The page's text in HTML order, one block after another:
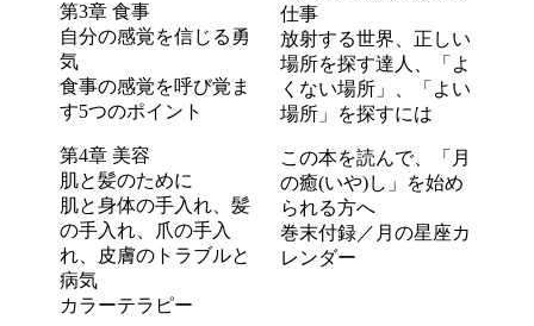
第3章 食事
自分の感覚を信じる勇
気
食事の感覚を呼び覚ま
す5つのポイント
第4章 美容
肌と髪のために
肌と身体の手入れ、髪
の手入れ、爪の手入
れ、皮膚のトラブルと
病気
カラーテラピー
仕事
放射する世界、正しい
場所を探す達人、「よ
くない場所」、「よい
場所」を探すには
この本を読んで、「月
の癒(いや)し」を始め
られる方へ
巻末付録／月の星座カ
レンダー